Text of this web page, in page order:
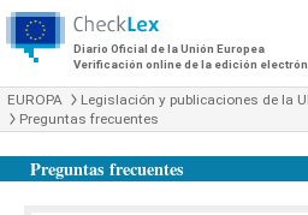
Diario Oficial de la Unión Europea
Verificación online de la edición
EUROPA Legislación y publicaciones de la
Preguntas frecuentes
Preguntas frecuentes